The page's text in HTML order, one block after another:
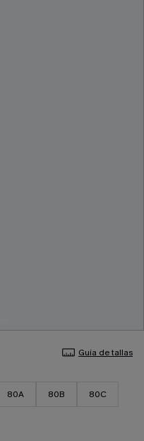
Guía de tallas
80A 80B 80C